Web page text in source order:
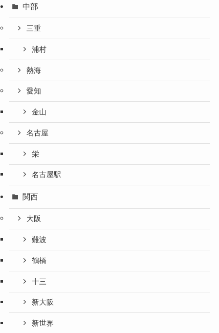
中部
三重
浦村
熱海
愛知
金山
名古屋
栄
名古屋駅
関西
大阪
難波
鶴橋
十三
新大阪
新世界